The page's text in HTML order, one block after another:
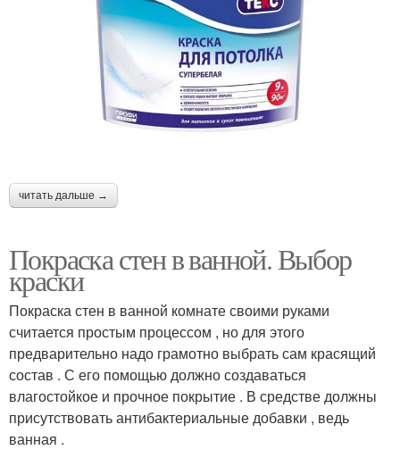
читать дальше →
Покраска стен в ванной. Выбор
краски
Покраска стен в ванной комнате своими руками
считается простым процессом , но для этого
предварительно надо грамотно выбрать сам красящий
состав . С его помощью должно создаваться
влагостойкое и прочное покрытие . В средстве должны
присутствовать антибактериальные добавки , ведь
ванная .